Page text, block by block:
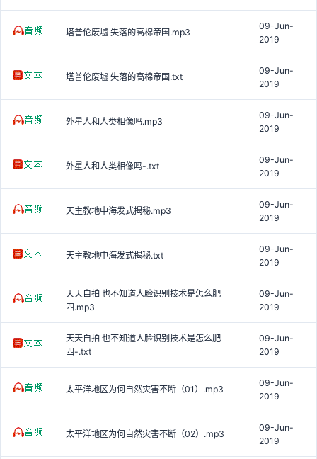
塔普伦废墟 失落的高棉帝国.mp3
09-Jun-
2019
塔普伦废墟 失落的高棉帝国.txt
09-Jun-
2019
外星人和人类相像吗.mp3
09-Jun-
2019
外星人和人类相像吗-.txt
09-Jun-
2019
天主教地中海发式揭秘.mp3
09-Jun-
2019
天主教地中海发式揭秘.txt
09-Jun-
2019
天天自拍 也不知道人脸识别技术是怎么肥
四.mp3
09-Jun-
2019
天天自拍 也不知道人脸识别技术是怎么肥
四-.txt
09-Jun-
2019
太平洋地区为何自然灾害不断（01）.mp3
09-Jun-
2019
太平洋地区为何自然灾害不断（02）.mp3
09-Jun-
2019